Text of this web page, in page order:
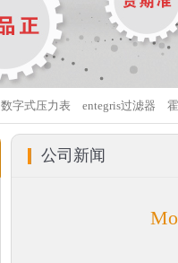
数字式压力表 entegris过滤器
公司新闻